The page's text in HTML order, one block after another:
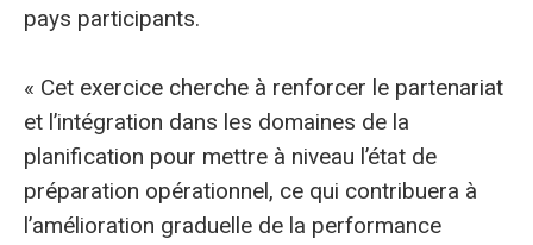
pays participants.
« Cet exercice cherche à renforcer le partenariat
et l’intégration dans les domaines de la
planification pour mettre à niveau l’état de
préparation opérationnel, ce qui contribuera à
l’amélioration graduelle de la performance